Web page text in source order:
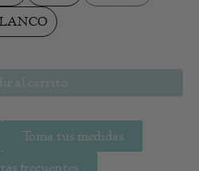
al carrito
Toma tus medidas
frecuentes